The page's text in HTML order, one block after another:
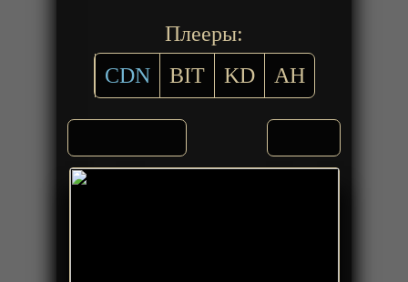
Плееры:
CDN
BIT KD AH